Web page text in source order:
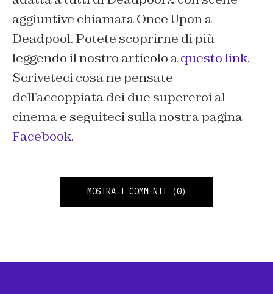
aggiuntive chiamataOnce Upon a
Deadpool. Potete scoprirne di più
leggendo il nostro articolo aquesto link.
Scriveteci cosa ne pensate
dell’accoppiata dei due supereroi al
cinema e seguiteci sulla nostra pagina
Facebook.
MOSTRA I COMMENTI (0)